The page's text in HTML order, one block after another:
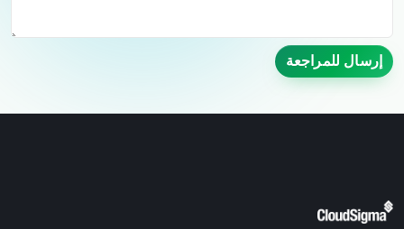
إرسال للمراجعة